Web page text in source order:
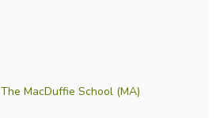
The MacDuffie School (MA)